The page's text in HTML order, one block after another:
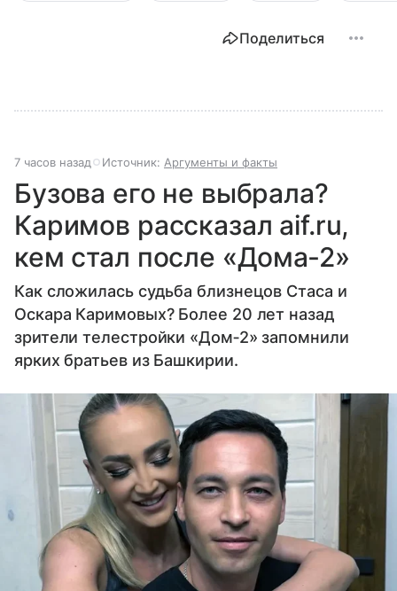
Поделиться
7 часов назад Источник: Аргументы и факты
Бузова его не выбрала?
Каримов рассказал aif.ru,
кем стал после «Дома‐2»
Как сложилась судьба близнецов Стаса и
Оскара Каримовых? Более 20 лет назад
зрители телестройки «Дом‐2» запомнили
ярких братьев из Башкирии.